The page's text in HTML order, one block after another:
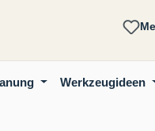
Werkzeugideen